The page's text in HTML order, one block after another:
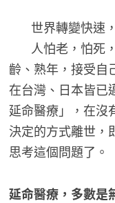
世界轉變快速，
人怕老，怕死，
齡、熟年，接受自
在台灣、日本皆已
延命醫療」，在沒
決定的方式離世，
思考這個問題了。
延命醫療，多數是